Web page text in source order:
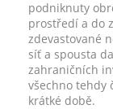
podniknuty
prostředí a do
zdevastované
síť a spousta
zahraničních
všechno tehdy
krátké době.